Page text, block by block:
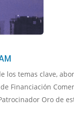
los temas clave,
Financiación
Oro de